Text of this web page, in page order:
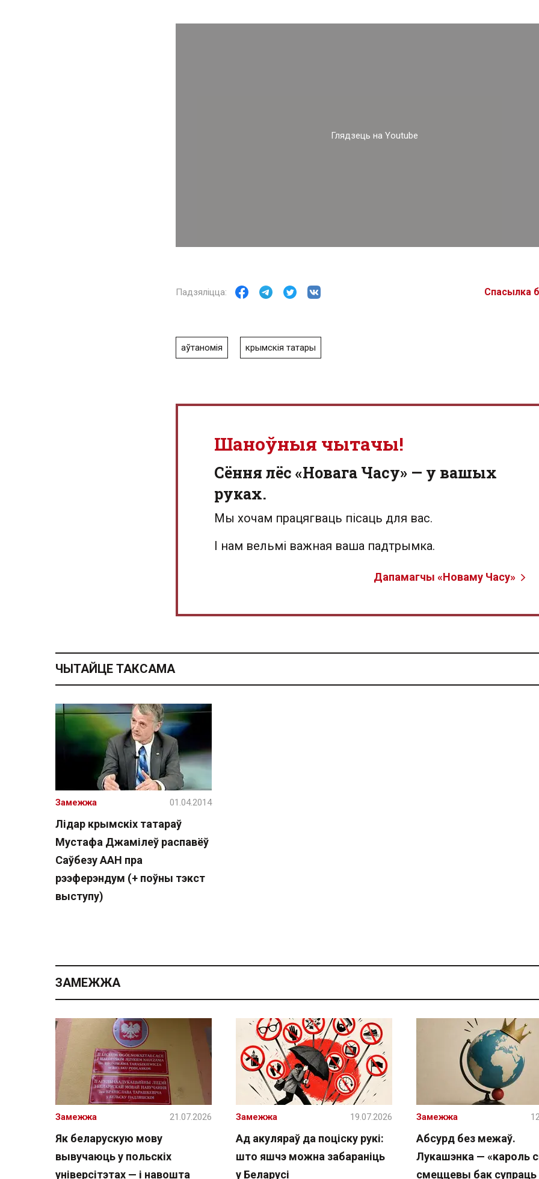
Глядзець на Youtube
Спасылка
аўтаномія крымскія татары
Шаноўныя чытачы!
Сёння лёс «Новага Часу» — у вашых
руках.
Мы хочам працягваць пісаць для вас.
І нам вельмі важная ваша падтрымка.
Дапамагчы «Новаму Часу»
ЧЫТАЙЦЕ ТАКСАМА
Лідар крымскіх татараў
Мустафа Джамілеў распавёў
Саўбезу ААН пра
рээферэндум (+ поўны тэкст
выступу)
Замежжа 01.04.2014
ЗАМЕЖЖА
Як беларускую мову
вывучаюць у польскіх
універсітэтах — і навошта
Замежжа 21.07.2026
Ад акуляраў да поціску рукі:
што яшчэ можна забараніць
у Беларусі
Замежжа 19.07.2026
Абсурд без межаў.
Лукашэнка — «кароль
смеццевы бак супраць
Замежжа